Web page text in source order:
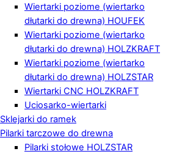
Wiertarki poziome (wiertarko
dłutarki do drewna) HOUFEK
Wiertarki poziome (wiertarko
dłutarki do drewna) HOLZKRAFT
Wiertarki poziome (wiertarko
dłutarki do drewna) HOLZSTAR
Wiertarki CNC HOLZKRAFT
Uciosarko-wiertarki
Sklejarki do ramek
Pilarki tarczowe do drewna
Pilarki stołowe HOLZSTAR